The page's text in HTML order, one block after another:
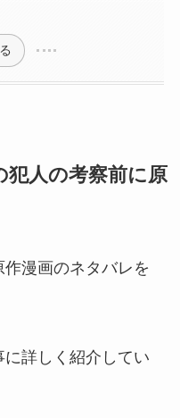
犯人の考察前に原
漫画のネタバレを
詳しく紹介してい